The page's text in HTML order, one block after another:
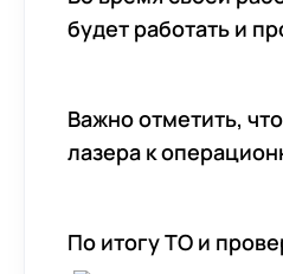
будет работать и
Важно отметить,
лазера к
По итогу ТО и